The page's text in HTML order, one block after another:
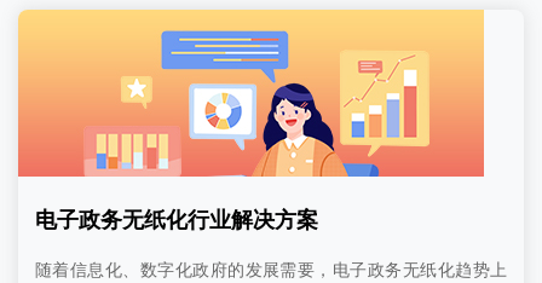
电子政务无纸化行业解决方案
随着信息化、数字化政府的发展需要，电子政务无纸化趋势上